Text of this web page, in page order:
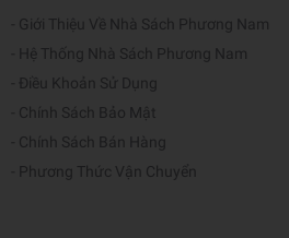
Giới Thiệu Về Nhà Sách Phương Nam
Hệ Thống Nhà Sách Phương Nam
Điều Khoản Sử Dụng
Chính Sách Bảo Mật
Chính Sách Bán Hàng
Phương Thức Vận Chuyển